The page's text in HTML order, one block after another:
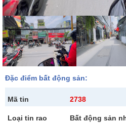
Đặc điểm bất động sản:
Mã tin 2738
Loại tin rao Bất động sản